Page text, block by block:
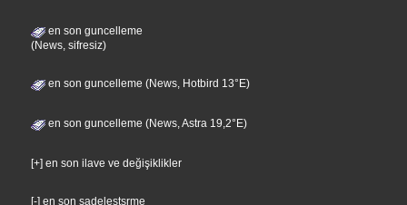
en son guncelleme
(News, sifresiz)
en son guncelleme (News, Hotbird 13°E)
en son guncelleme (News, Astra 19,2°E)
[+] en son ilave ve değişiklikler
[-] en son sadeleştşrme